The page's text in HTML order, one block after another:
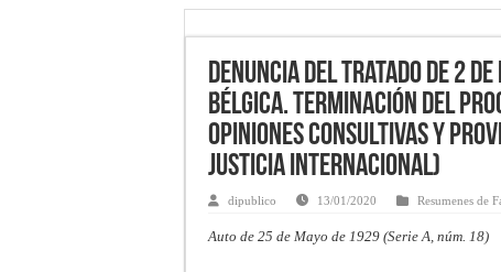
Denuncia del Tratado de 2
Bélgica. Terminación del
opiniones consultivas y
Justicia Internacional)
dipublico 13/01/2020 Resumenes de
Auto de 25 de Mayo de 1929 (Serie A, núm. 18)